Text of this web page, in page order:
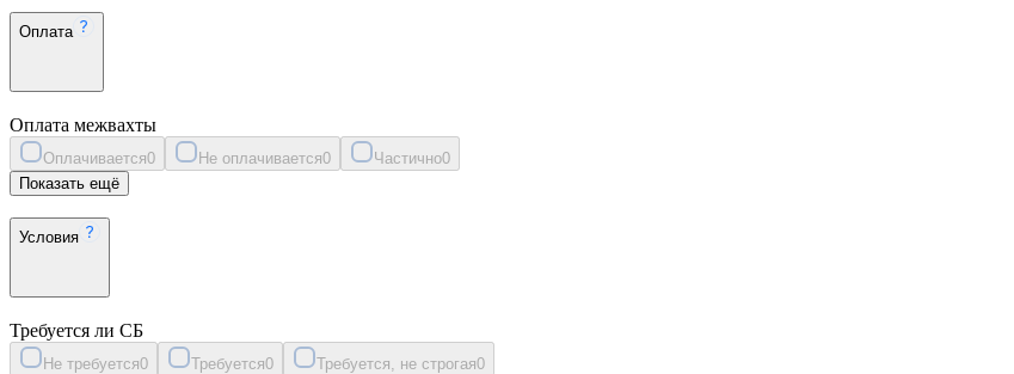
Оплата
Оплата межвахты
Оплачивается0 Не оплачивается0 Частично0
Показать ещё
Условия
Требуется ли СБ
Не требуется0 Требуется0 Требуется, не строгая0